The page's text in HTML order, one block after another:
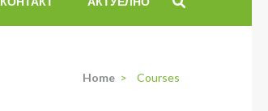
Home > Courses